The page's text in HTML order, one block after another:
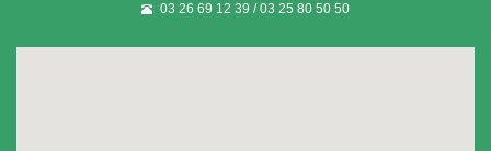
03 26 69 12 39 / 03 25 80 50 50